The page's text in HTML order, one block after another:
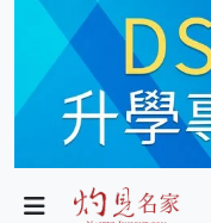
政局